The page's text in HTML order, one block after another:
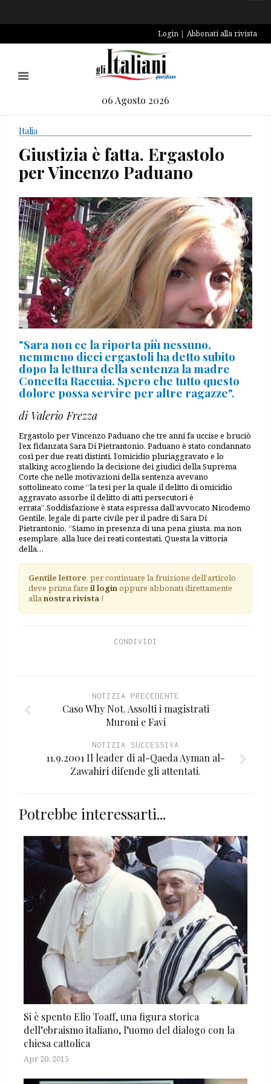
Login Abbonati alla rivista
06 Agosto 2026
Italia
Giustizia è fatta. Ergastolo
per Vincenzo Paduano
"Sara non ce la riporta più nessuno,
nemmeno dieci ergastoli ha detto subito
dopo la lettura della sentenza la madre
Concetta Raccuia. Spero che tutto questo
dolore possa servire per altre ragazze".
di Valerio Frezza
Ergastolo per Vincenzo Paduano che tre anni fa uccise e bruciò
l’ex fidanzata Sara Di Pietrantonio. Paduano è stato condannato
così per due reati distinti, l’omicidio pluriaggravato e lo
stalking accogliendo la decisione dei giudici della Suprema
Corte che nelle motivazioni della sentenza avevano
sottolineato come “la tesi per la quale il delitto di omicidio
aggravato assorbe il delitto di atti persecutori è
errata”.Soddisfazione è stata espressa dall’avvocato Nicodemo
Gentile, legale di parte civile per il padre di Sara Di
Pietrantonio. “Siamo in presenza di una pena giusta, ma non
esemplare, alla luce dei reati contestati. Questa la vittoria
della…
Gentile lettore, per continuare la fruizione dell'articolo
deve prima fare il loginoppure abbonati direttamente
allanostra rivista !
CONDIVIDI
NOTIZIA PRECEDENTE
Caso Why Not. Assolti i magistrati
Muroni e Favi
NOTIZIA SUCCESSIVA
11.9.2001 Il leader di al-Qaeda Ayman al-
Zawahiri difende gli attentati.
Potrebbe interessarti...
Si è spento Elio Toaff, una figura storica
dell’ebraismo italiano, l’uomo del dialogo con la
chiesa cattolica
Apr 20, 2015